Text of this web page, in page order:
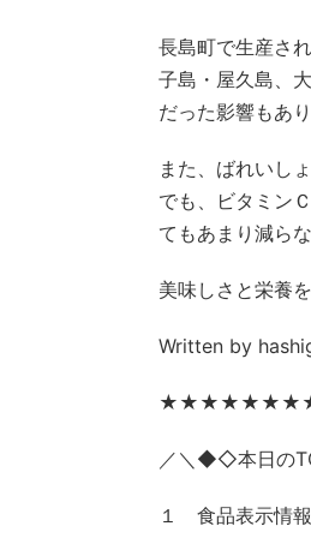
長島町で生産さ
子島・屋久島、
だった影響もあ
また、ばれいし
でも、ビタミン
てもあまり減ら
美味しさと栄養
Written by
／＼◆◇本日の
１ 食品表示情報